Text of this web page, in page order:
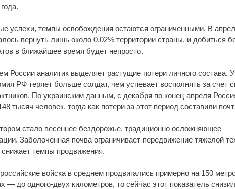
успехи, темпы освобождения остаются ограниченными. В
вернуть лишь около 0,02% территории страны, и добиться
в ближайшее время будет непросто.
России аналитик выделяет растущие потери личного состава.
РФ теряет больше солдат, чем успевает восполнять за счет
По украинским данным, с декабря по конец апреля
тысяч человек, тогда как потери за этот период составили
стало весеннее бездорожье, традиционно осложняющее
Заболоченная почва ограничивает передвижение тяжелой
снижает темпы продвижения.
войска в среднем продвигались примерно на 150
— до одного-двух километров, то сейчас этот показатель